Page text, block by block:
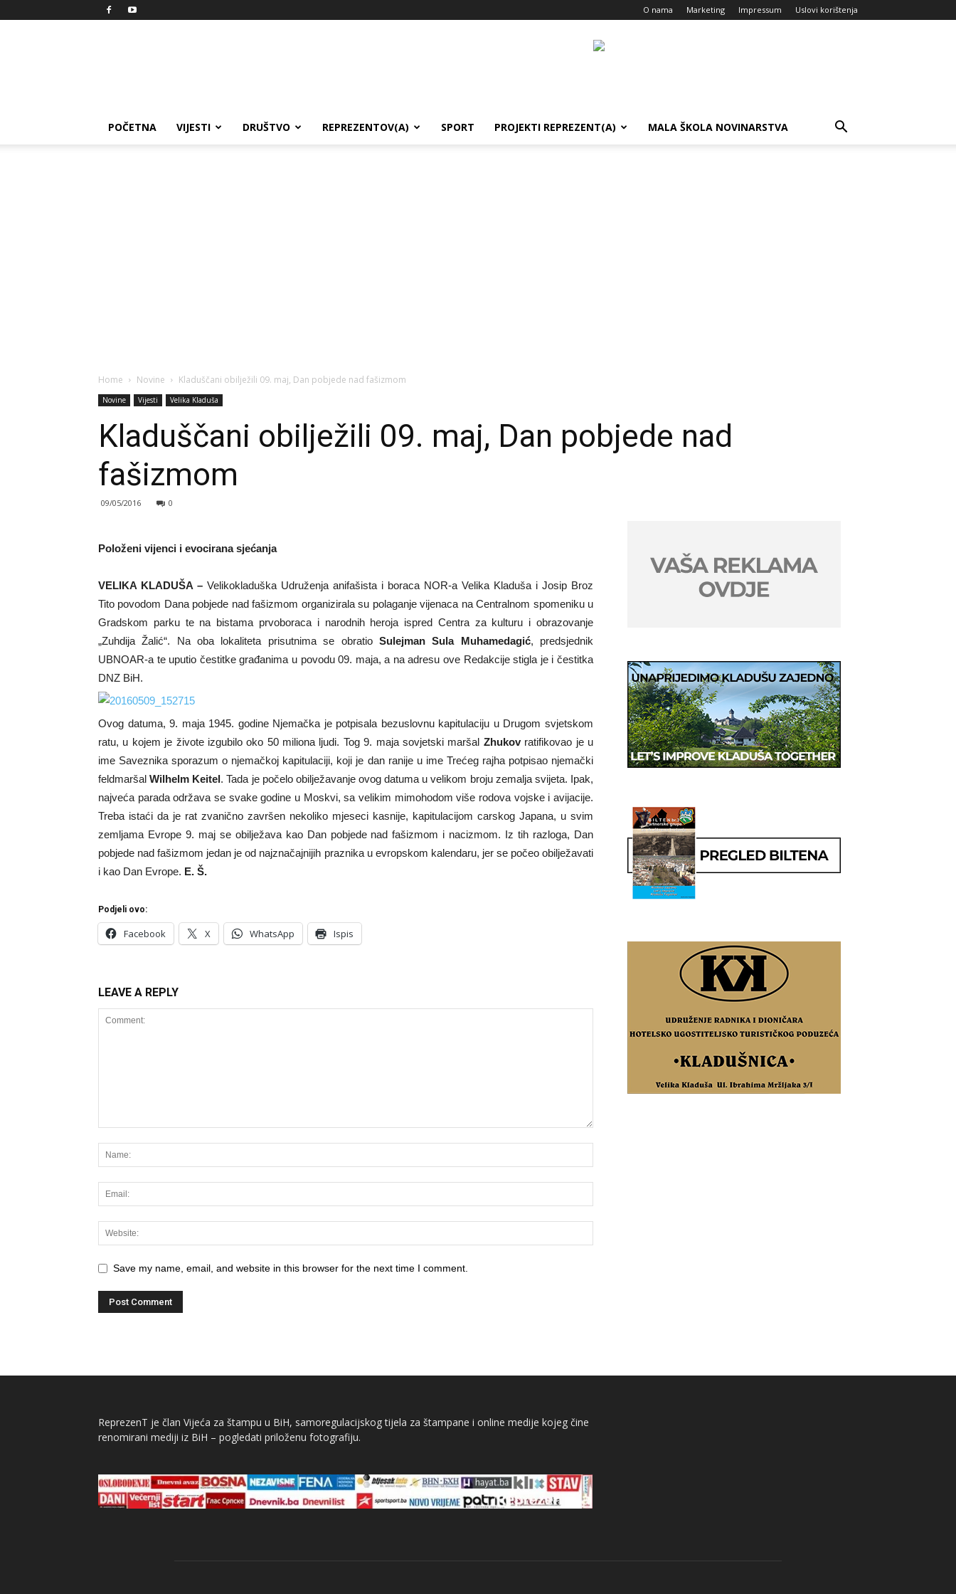
O nama Marketing Impressum Uslovi korištenja
POČETNA VIJESTI DRUŠTVO REPREZENTOV(A) SPORT PROJEKTI REPREZENT(A) MALA ŠKOLA NOVINARSTVA
Home Novine Kladuščani obilježili 09. maj, Dan pobjede nad fašizmom
Novine Vijesti Velika Kladuša
Kladuščani obilježili 09. maj, Dan pobjede nad
fašizmom
09/05/2016 0
Položeni vijenci i evocirana sjećanja
VELIKA KLADUŠA – Velikokladuška Udruženja anifašista i boraca NOR-a Velika Kladuša i Josip Broz
Tito povodom Dana pobjede nad fašizmom organizirala su polaganje vijenaca na Centralnom spomeniku u
Gradskom parku te na bistama prvoboraca i narodnih heroja ispred Centra za kulturu i obrazovanje
„Zuhdija Žalić“. Na oba lokaliteta prisutnima se obratio Sulejman Sula Muhamedagić, predsjednik
UBNOAR-a te uputio čestitke građanima u povodu 09. maja, a na adresu ove Redakcije stigla je i čestitka
DNZ BiH.
Ovog datuma, 9. maja 1945. godine Njemačka je potpisala bezuslovnu kapitulaciju u Drugom svjetskom
ratu, u kojem je živote izgubilo oko 50 miliona ljudi. Tog 9. maja sovjetski maršal Zhukovratifikovao je u
ime Saveznika sporazum o njemačkoj kapitulaciji, koji je dan ranije u ime Trećeg rajha potpisao njemački
feldmaršalWilhelm Keitel. Tada je počelo obilježavanje ovog datuma u velikom broju zemalja svijeta. Ipak,
najveća parada održava se svake godine u Moskvi, sa velikim mimohodom više rodova vojske i avijacije.
Treba istaći da je rat zvanično završen nekoliko mjeseci kasnije, kapitulacijom carskog Japana, u svim
zemljama Evrope 9. maj se obilježava kao Dan pobjede nad fašizmom i nacizmom. Iz tih razloga, Dan
pobjede nad fašizmom jedan je od najznačajnijih praznika u evropskom kalendaru, jer se počeo obilježavati
i kao Dan Evrope. E. Š.
Podjeli ovo:
Facebook X WhatsApp Ispis
LEAVE A REPLY
Save my name, email, and website in this browser for the next time I comment.
ReprezenT je član Vijeća za štampu u BiH, samoregulacijskog tijela za štampane i online medije kojeg čine
renomirani mediji iz BiH – pogledati priloženu fotografiju.